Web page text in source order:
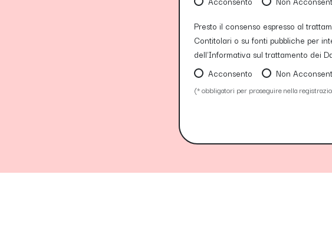
Presto il consenso espresso al
Contitolari o su fonti pubbliche per
dell'Informativa sul trattamento dei
Acconsento
Non
(* obbligatori per proseguire nella